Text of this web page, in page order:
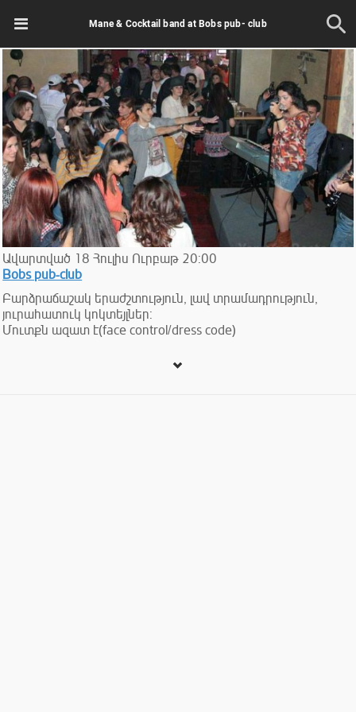
Mane & Cocktail band at Bobs pub- club
Ավարտված 18 Հուլիս Ուրբաթ 20:00
Bobs pub-club
Բարձրաճաշակ երաժշտություն, լավ տրամադրություն,
յուրահատուկ կոկտեյլներ:
Մուտքն ազատ է(face control/dress code)